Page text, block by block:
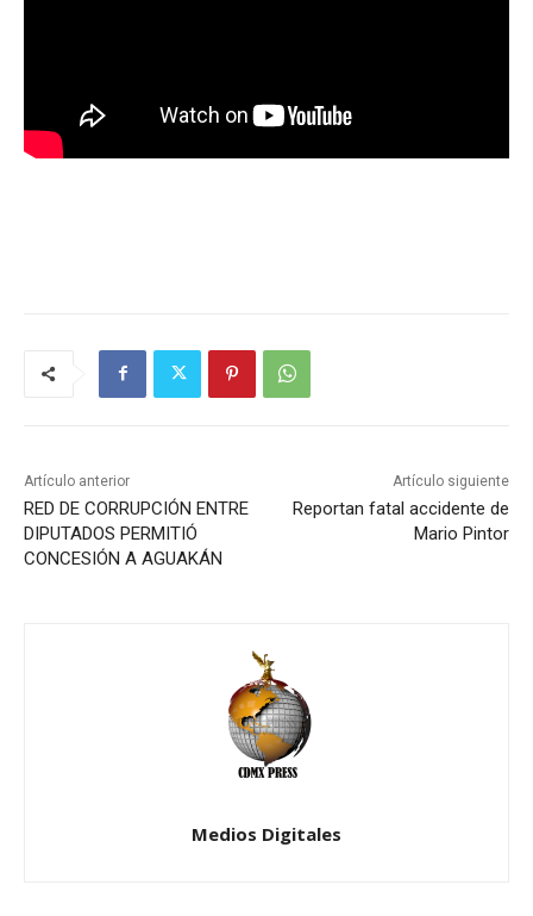
Artículo anterior
RED DE CORRUPCIÓN ENTRE
DIPUTADOS PERMITIÓ
CONCESIÓN A AGUAKÁN
Artículo siguiente
Reportan fatal accidente de
Mario Pintor
Medios Digitales